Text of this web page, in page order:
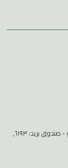
الشركة العربية لصناعة البلاستيك المحدودة أبلكو - صندوق بريد: ٦١٩٣,